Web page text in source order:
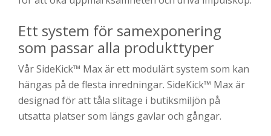
Ett system för samexponering
som passar alla produkttyper
Vår SideKick™ Max är ett modulärt system som kan
hängas på de flesta inredningar. SideKick™ Max är
designad för att tåla slitage i butiksmiljön på
utsatta platser som längs gavlar och gångar.